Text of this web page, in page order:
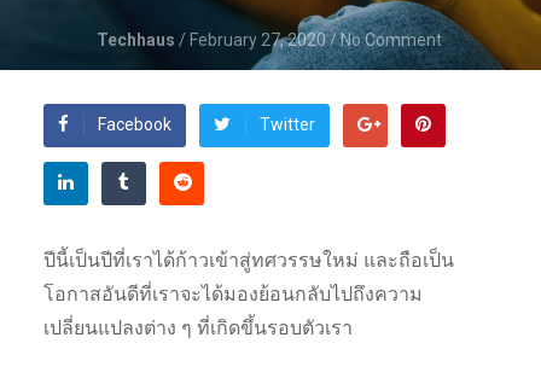
Techhaus / February 27, 2020/ No Comment
Facebook Twitter
ปีนี้เป็นปีที่เราได้ก้าวเข้าสู่ทศวรรษใหม่ และถือเป็น
โอกาสอันดีที่เราจะได้มองย้อนกลับไปถึงความ
เปลี่ยนแปลงต่าง ๆ ที่เกิดขึ้นรอบตัวเรา